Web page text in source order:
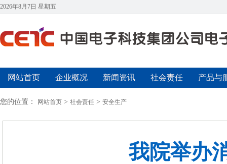
2026年8月7日 星期五
网站首页 企业概况 新闻资讯 社会责任 产品与
您的位置： 网站首页 > 社会责任 > 安全生产
我院举办